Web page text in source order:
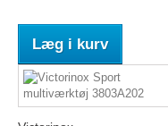
Læg i kurv